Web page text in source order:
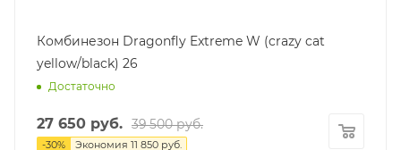
Комбинезон Dragonfly Extreme W (crazy cat
yellow/black) 26
Достаточно
27 650 руб. 39 500руб.
-30% Экономия 11 850 руб.